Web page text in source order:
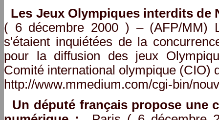
Les Jeux Olympiques interdits de
( 6 décembre 2000 ) – (AFP/MM)
s'étaient inquiétées de la
pour la diffusion des jeux
Comité international olympique (CIO)
http://www.mmedium.com/cgi-bin/
Un député français propose une